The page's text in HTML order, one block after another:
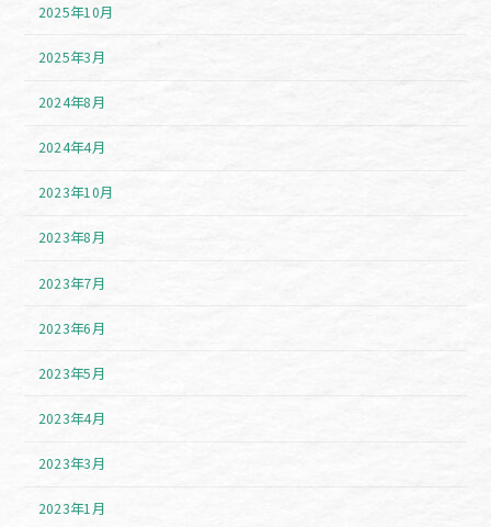
2025年10月
2025年3月
2024年8月
2024年4月
2023年10月
2023年8月
2023年7月
2023年6月
2023年5月
2023年4月
2023年3月
2023年1月